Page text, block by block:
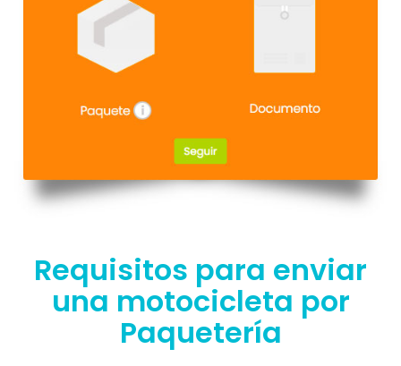
Requisitos para enviar
una motocicleta por
Paquetería